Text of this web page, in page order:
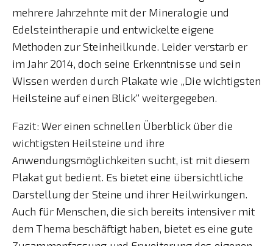
mehrere Jahrzehnte mit der Mineralogie und
Edelsteintherapie und entwickelte eigene
Methoden zur Steinheilkunde. Leider verstarb er
im Jahr 2014, doch seine Erkenntnisse und sein
Wissen werden durch Plakate wie „Die wichtigsten
Heilsteine auf einen Blick“ weitergegeben.
Fazit: Wer einen schnellen Überblick über die
wichtigsten Heilsteine und ihre
Anwendungsmöglichkeiten sucht, ist mit diesem
Plakat gut bedient. Es bietet eine übersichtliche
Darstellung der Steine und ihrer Heilwirkungen.
Auch für Menschen, die sich bereits intensiver mit
dem Thema beschäftigt haben, bietet es eine gute